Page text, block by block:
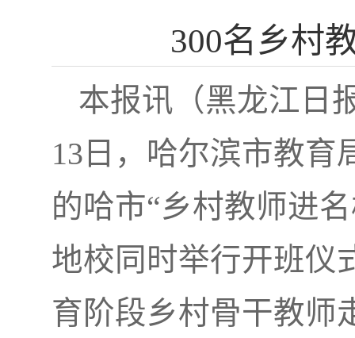
300名乡村
本报讯（黑龙江日
13日，哈尔滨市教育
的哈市“乡村教师进
地校同时举行开班仪
育阶段乡村骨干教师